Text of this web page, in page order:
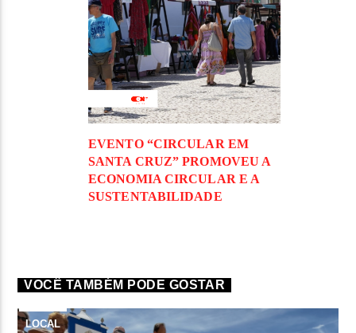
EVENTO “CIRCULAR EM
SANTA CRUZ” PROMOVEU A
ECONOMIA CIRCULAR E A
SUSTENTABILIDADE
VOCÊ TAMBÉM PODE GOSTAR
LOCAL